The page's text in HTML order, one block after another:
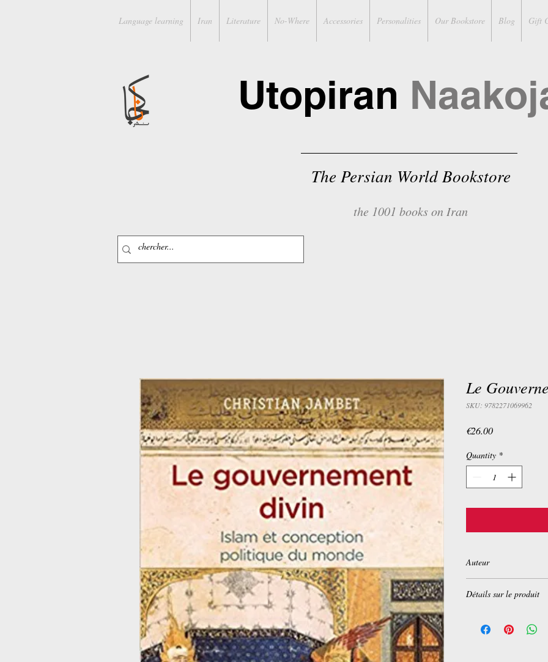
Language learning Iran Literature No-Where Accessories Personalities Our Bookstore Blog Gift
Utopiran
The Persian World Bookstore
the 1001 books on Iran
Le
SKU: 9782271069962
€26.00Price
Quantity *
Auteur
Détails sur le produit
Editeur : Cnrs (24